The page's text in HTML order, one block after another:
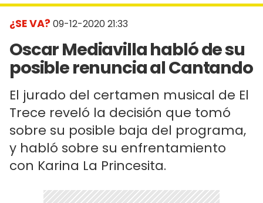
¿SE VA? 09-12-2020 21:33
Oscar Mediavilla habló de su
posible renuncia al Cantando
El jurado del certamen musical de El
Trece reveló la decisión que tomó
sobre su posible baja del programa,
y habló sobre su enfrentamiento
con Karina La Princesita.